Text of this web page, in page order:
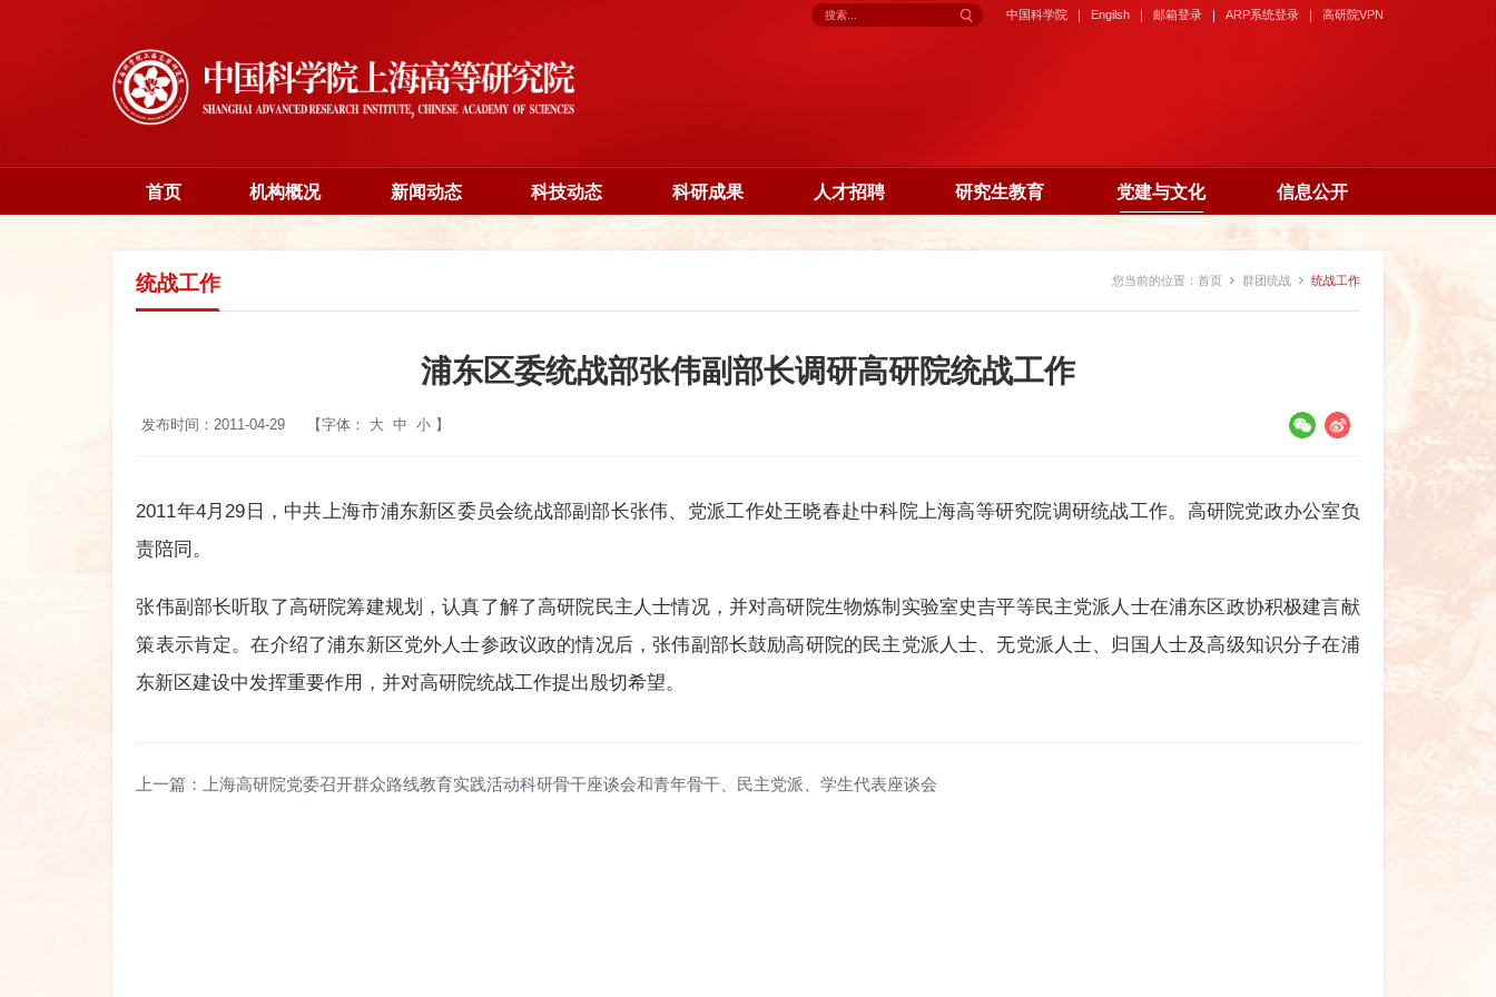
中国科学院 Engilsh 邮箱登录 ARP系统登录 高研院VPN
首页 机构概况 新闻动态 科技动态 科研成果 人才招聘 研究生教育 党建与文化 信息公开
统战工作 您当前的位置： 首页 群团统战 统战工作
浦东区委统战部张伟副部长调研高研院统战工作
发布时间：2011-04-29 【字体： 大 中 小】
2011年4月29日，中共上海市浦东新区委员会统战部副部长张伟、党派工作处王晓春赴中科院上海高等研究院调研统战工作。高研院党政办公室负
责陪同。
张伟副部长听取了高研院筹建规划，认真了解了高研院民主人士情况，并对高研院生物炼制实验室史吉平等民主党派人士在浦东区政协积极建言献
策表示肯定。在介绍了浦东新区党外人士参政议政的情况后，张伟副部长鼓励高研院的民主党派人士、无党派人士、归国人士及高级知识分子在浦
东新区建设中发挥重要作用，并对高研院统战工作提出殷切希望。
上一篇： 上海高研院党委召开群众路线教育实践活动科研骨干座谈会和青年骨干、民主党派、学生代表座谈会